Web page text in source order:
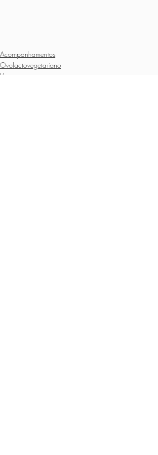
Acompanhamentos
Ovolactovegetariano
Vegano